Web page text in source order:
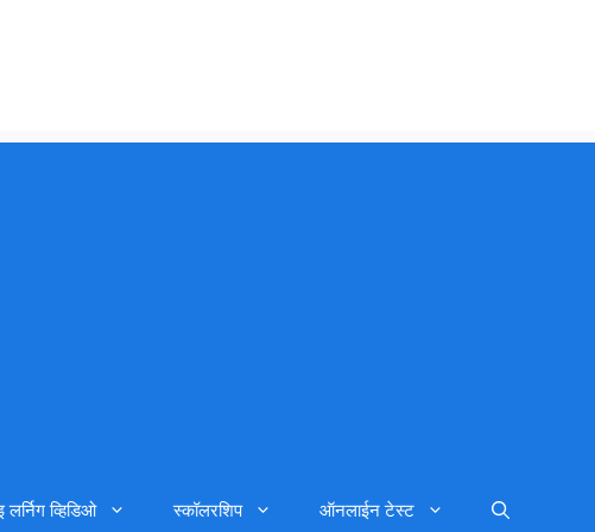
लर्निग व्हिडिओ स्कॉलरशिप ऑनलाईन टेस्ट